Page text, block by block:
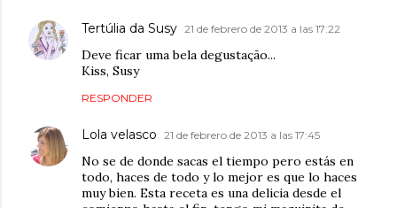
Tertúlia da Susy 21 de febrero de 2013 a las 17:22
Deve ficar uma bela degustação...
Kiss, Susy
RESPONDER
Lola velasco 21 de febrero de 2013 a las 17:45
No se de donde sacas el tiempo pero estás en
todo, haces de todo y lo mejor es que lo haces
muy bien. Esta receta es una delicia desde el